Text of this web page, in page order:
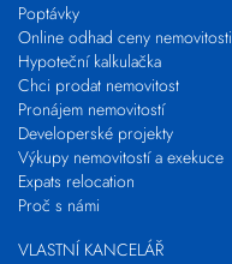
Poptávky
Online odhad ceny nemovitosti
Hypoteční kalkulačka
Chci prodat nemovitost
Pronájem nemovitostí
Developerské projekty
Výkupy nemovitostí a exekuce
Expats relocation
Proč s námi
VLASTNÍ KANCELÁŘ